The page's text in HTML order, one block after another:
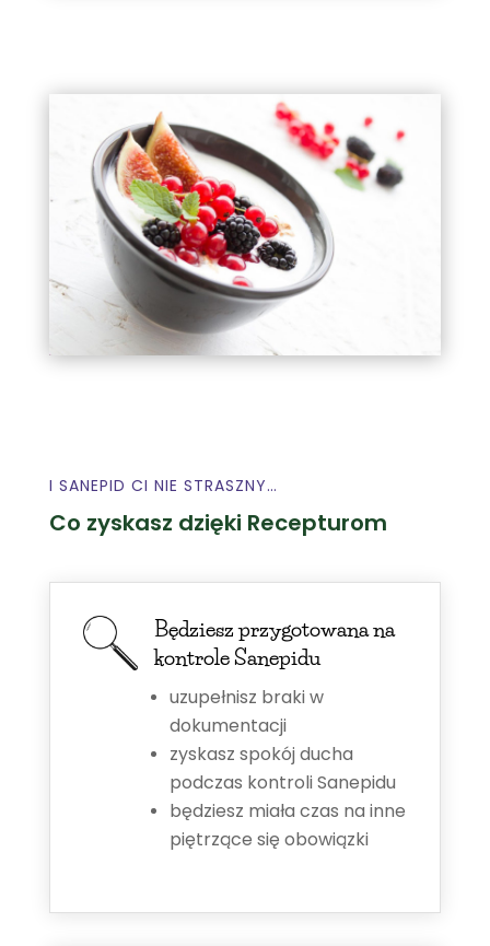
I SANEPID CI NIE STRASZNY…
Co zyskasz dzięki Recepturom
Będziesz przygotowana na
kontrole Sanepidu
uzupełnisz braki w
dokumentacji
zyskasz spokój ducha
podczas kontroli Sanepidu
będziesz miała czas na inne
piętrzące się obowiązki